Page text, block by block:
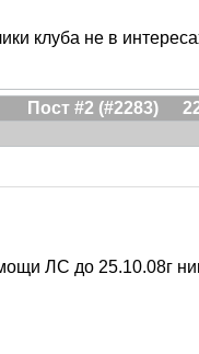
клуба не в
Пост #2 (#2283)
ЛС до 25.10.08г